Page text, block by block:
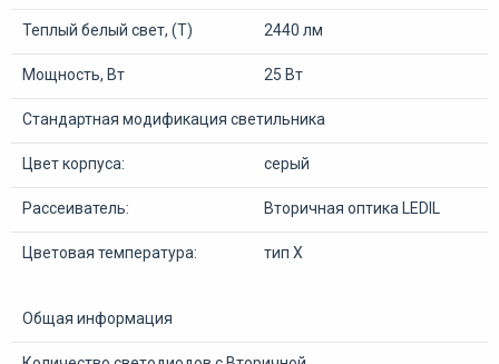
Теплый белый свет, (Т) 2440 лм
Мощность, Вт 25 Вт
Стандартная модификация светильника
Цвет корпуса: серый
Рассеиватель: Вторичная оптика LEDIL
Цветовая температура: тип Х
Общая информация